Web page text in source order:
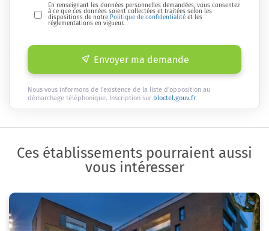
En renseignant les données personnelles demandées, vous consentez
à ce que ces données soient collectées et traitées selon les
dispositions de notre Politique de confidentialité et les
réglementations en vigueur.
Envoyer ma demande
Nous vous informons de l'existence de la liste d'opposition au
démarchage téléphonique. Inscription sur bloctel.gouv.fr
Ces établissements pourraient aussi
vous intéresser